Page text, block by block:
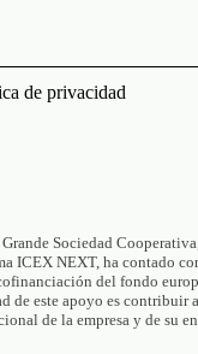
de privacidad
Grande Sociedad
ICEX NEXT, ha contado
del fondo
de este apoyo es contribuir
de la empresa y de su